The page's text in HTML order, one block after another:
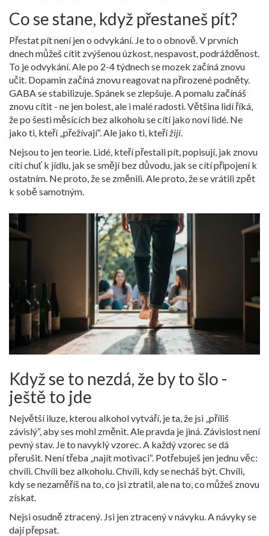
Co se stane, když přestaneš pít?
Přestat pít není jen o odvykání. Je to o obnově. V prvních
dnech můžeš cítit zvýšenou úzkost, nespavost, podrážděnost.
To je odvykání. Ale po 2-4 týdnech se mozek začíná znovu
učit. Dopamin začíná znovu reagovat na přirozené podněty.
GABA se stabilizuje. Spánek se zlepšuje. A pomalu začínáš
znovu cítit - ne jen bolest, ale i malé radosti. Většina lidí říká,
že po šesti měsících bez alkoholu se cítí jako noví lidé. Ne
jako ti, kteří „přežívají“. Ale jako ti, kteřížijí.
Nejsou to jen teorie. Lidé, kteří přestali pít, popisují, jak znovu
cítí chuť k jídlu, jak se smějí bez důvodu, jak se cítí připojení k
ostatním. Ne proto, že se změnili. Ale proto, že se vrátili zpět
k sobě samotným.
Když se to nezdá, že by to šlo -
ještě to jde
Největší iluze, kterou alkohol vytváří, je ta, že jsi „příliš
závislý“, aby ses mohl změnit. Ale pravda je jiná. Závislost není
pevný stav. Je to navyklý vzorec. A každý vzorec se dá
přerušit. Není třeba „najít motivaci“. Potřebuješ jen jednu věc:
chvíli. Chvíli bez alkoholu. Chvíli, kdy se necháš být. Chvíli,
kdy se nezaměříš na to, co jsi ztratil, ale na to, co můžeš znovu
získat.
Nejsi osudně ztracený. Jsi jen ztracený v návyku. A návyky se
dají přepsat.